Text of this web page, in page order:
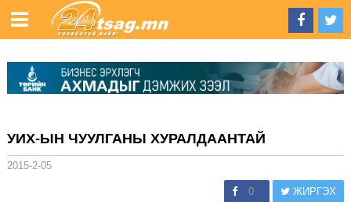
УИХ-ЫН ЧУУЛГАНЫ ХУРАЛДААНТАЙ
2015-2-05
0 ЖИРГЭХ